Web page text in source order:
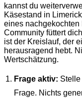
kannst du
Käsestand in
eines nachgekochten
Community füttert
ist der Kreislauf, der
herausragend hebt.
Wertschätzung.
Frage aktiv:
Frage. Nichts